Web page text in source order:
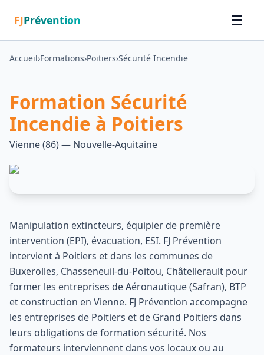
FJPrévention
Accueil›Formations›Poitiers›Sécurité Incendie
Formation Sécurité
Incendie à Poitiers
Vienne(86) — Nouvelle-Aquitaine
Manipulation extincteurs, équipier de première
intervention (EPI), évacuation, ESI. FJ Prévention
intervient à Poitiers et dans les communes de
Buxerolles, Chasseneuil-du-Poitou, Châtellerault pour
former les entreprises deAéronautique (Safran), BTP
et construction en Vienne. FJ Prévention accompagne
les entreprises de Poitiers et de Grand Poitiers dans
leurs obligations de formation sécurité. Nos
formateurs interviennent dans vos locaux ou au